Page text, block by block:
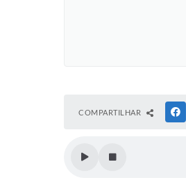
COMPARTILHAR